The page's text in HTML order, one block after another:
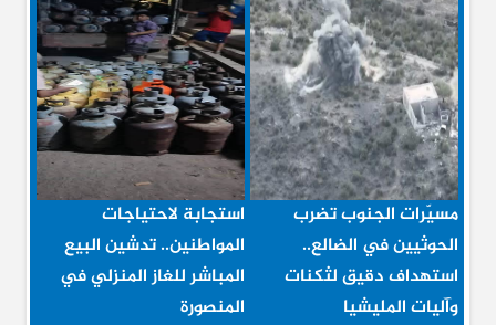
مسيّرات الجنوب تضرب
الحوثيين في الضالع..
استهداف دقيق لثكنات
وآليات المليشيا
استجابة لاحتياجات
المواطنين.. تدشين البيع
المباشر للغاز المنزلي في
المنصورة